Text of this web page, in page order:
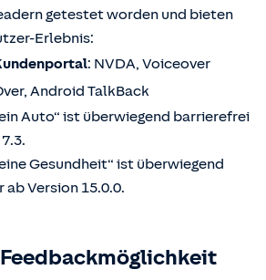
getestet worden und bieten
Erlebnis:
: NVDA, Voiceover
Android TalkBack
Auto“ ist überwiegend barrierefrei
Gesundheit“ ist überwiegend
Version 15.0.0.